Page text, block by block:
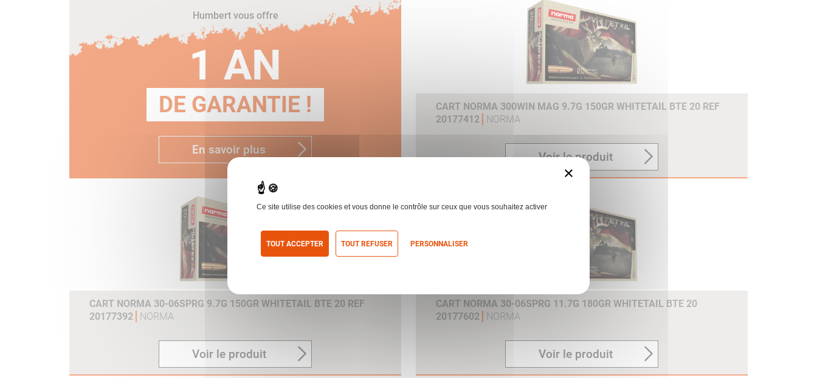
Humbert vous offre
1 AN
DE GARANTIE !
En savoir plus
CART NORMA 300WIN MAG 9.7G 150GR WHITETAIL BTE 20 REF
20177412
NORMA
Voir le produit
CART NORMA 30-06SPRG 9.7G 150GR WHITETAIL BTE 20 REF
20177392
NORMA
Voir le produit
CART NORMA 30-06SPRG 11.7G 180GR WHITETAIL BTE 20
20177602
NORMA
Voir le produit
×
Ce site utilise des cookies et vous donne le contrôle sur ceux que vous souhaitez activer
TOUT ACCEPTER TOUT REFUSER PERSONNALISER